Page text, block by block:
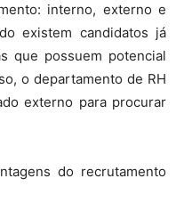
interno, externo e
existem candidatos já
que possuem potencial
o departamento de RH
externo para procurar
do recrutamento